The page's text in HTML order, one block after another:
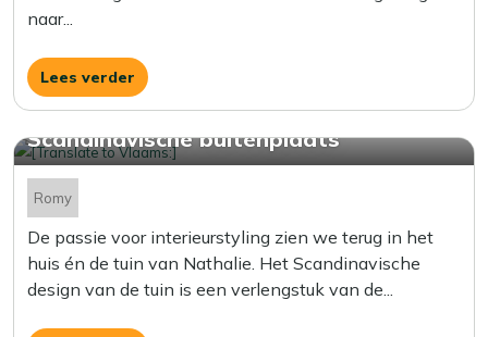
naar...
Lees verder
Buitenkijken in een sfeervolle
Scandinavische buitenplaats
Romy
De passie voor interieurstyling zien we terug in het
huis én de tuin van Nathalie. Het Scandinavische
design van de tuin is een verlengstuk van de...